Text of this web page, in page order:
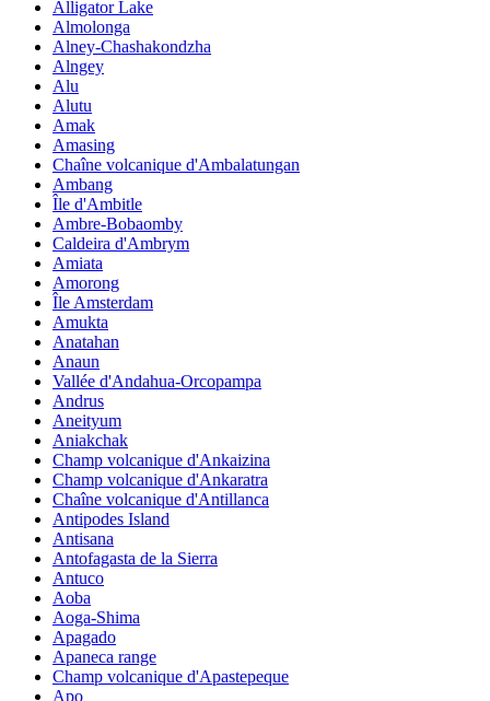
Alligator Lake
Almolonga
Alney-Chashakondzha
Alngey
Alu
Alutu
Amak
Amasing
Chaîne volcanique d'Ambalatungan
Ambang
Île d'Ambitle
Ambre-Bobaomby
Caldeira d'Ambrym
Amiata
Amorong
Île Amsterdam
Amukta
Anatahan
Anaun
Vallée d'Andahua-Orcopampa
Andrus
Aneityum
Aniakchak
Champ volcanique d'Ankaizina
Champ volcanique d'Ankaratra
Chaîne volcanique d'Antillanca
Antipodes Island
Antisana
Antofagasta de la Sierra
Antuco
Aoba
Aoga-Shima
Apagado
Apaneca range
Champ volcanique d'Apastepeque
Apo